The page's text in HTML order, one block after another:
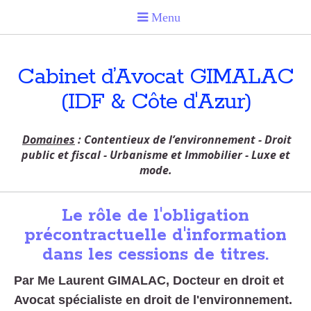
Cabinet d’Avocat GIMALAC
(IDF & Côte d'Azur)
Domaines : Contentieux de l’environnement - Droit
public et fiscal - Urbanisme et Immobilier - Luxe et
mode.
Le rôle de l'obligation
précontractuelle d'information
dans les cessions de titres.
Par Me Laurent GIMALAC, Docteur en droit et
Avocat spécialiste en droit de l'environnement.